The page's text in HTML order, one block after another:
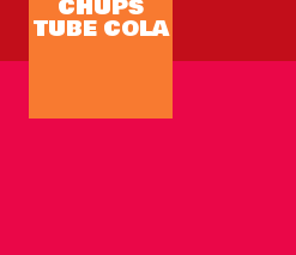
CHUPS
TUBE COLA